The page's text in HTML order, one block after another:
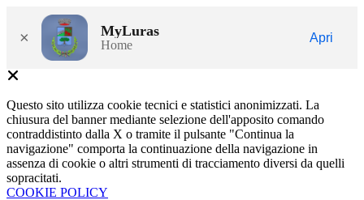
× MyLuras
Home
Apri
Questo sito utilizza cookie tecnici e statistici anonimizzati. La
chiusura del banner mediante selezione dell'apposito comando
contraddistinto dalla X o tramite il pulsante "Continua la
navigazione" comporta la continuazione della navigazione in
assenza di cookie o altri strumenti di tracciamento diversi da quelli
sopracitati.
COOKIE POLICY